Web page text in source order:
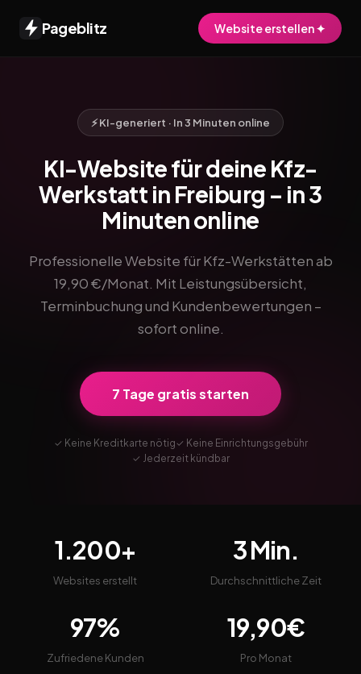
Pageblitz Website erstellen ✦
⚡ KI-generiert · In 3 Minuten online
KI-Website für deine Kfz-
Werkstatt in Freiburg – in 3
Minuten online
Professionelle Website für Kfz-Werkstätten ab
19,90 €/Monat. Mit Leistungsübersicht,
Terminbuchung und Kundenbewertungen –
sofort online.
7 Tage gratis starten
✓ Keine Kreditkarte nötig✓ Keine Einrichtungsgebühr
✓ Jederzeit kündbar
1.200+
Websites erstellt
3 Min.
Durchschnittliche Zeit
97%
Zufriedene Kunden
19,90€
Pro Monat